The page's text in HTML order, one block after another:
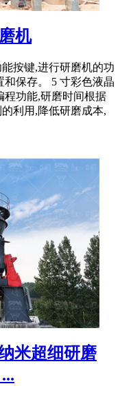
机
按键,进行研磨机的功
和保存。 5 寸彩色液晶
程功能,研磨时间根据
利用,降低研磨成本,
米超细研磨